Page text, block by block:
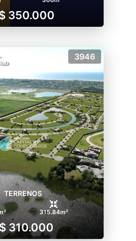
350.000
3946
TERRENOS
315.84m²
310.000